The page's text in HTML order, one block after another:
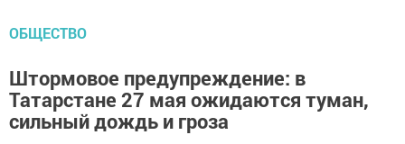
ОБЩЕСТВО
Штормовое предупреждение: в
Татарстане 27 мая ожидаются туман,
сильный дождь и гроза